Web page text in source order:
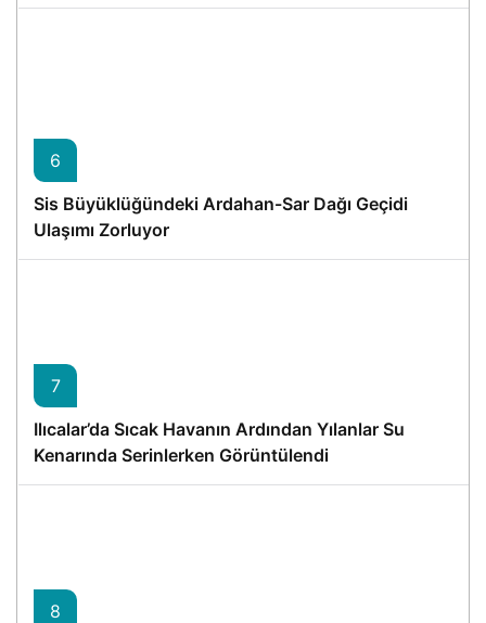
6
Sis Büyüklüğündeki Ardahan-Sar Dağı Geçidi
Ulaşımı Zorluyor
7
Ilıcalar’da Sıcak Havanın Ardından Yılanlar Su
Kenarında Serinlerken Görüntülendi
8